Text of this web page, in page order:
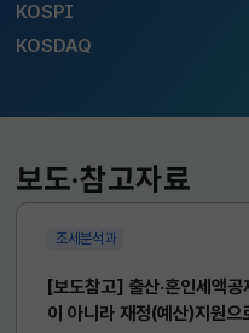
국고채(3년)
달러-원
KOSPI
국고채(3년)
보도·참고자료
조세분석과
[보도참고] 출산·혼인세액
이 아니라 재정(예산)지원으